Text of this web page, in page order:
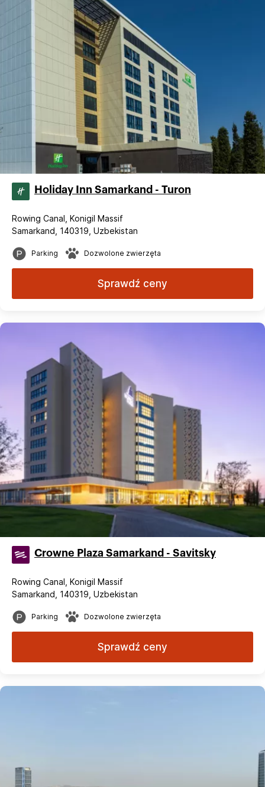
Holiday Inn Samarkand - Turon
Rowing Canal, Konigil Massif
Samarkand, 140319, Uzbekistan
Parking Dozwolone zwierzęta
Sprawdź ceny
Crowne Plaza Samarkand - Savitsky
Rowing Canal, Konigil Massif
Samarkand, 140319, Uzbekistan
Parking Dozwolone zwierzęta
Sprawdź ceny